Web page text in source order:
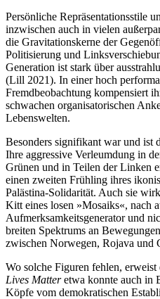
Persönliche Repräsentationsstile
inzwischen auch in vielen
die Gravitationskerne der
Politisierung und
Generation ist stark über
(Lill 2021). In einer hoch
Fremdbeobachtung kompensiert
schwachen organisatorischen
Lebenswelten.
Besonders signifikant war und ist
Ihre aggressive Verleumdung in
Grünen und in Teilen der Linken
einen zweiten Frühling ihres
Palästina-Solidarität. Auch sie
Kitt eines losen »Mosaiks«, nach
Aufmerksamkeitsgenerator und
breiten Spektrums an
zwischen Norwegen, Rojava und
Wo solche Figuren fehlen, erweist
Lives Matteretwa konnte auch in
Köpfe vom demokratischen